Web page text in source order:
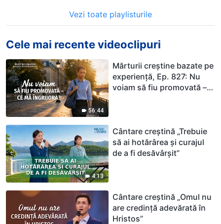
Vezi toate playlisturile
Cele mai recente videoclipuri
56:44
Mărturii creștine bazate pe
experiență, Ep. 827: Nu
voiam să fiu promovată –
4:13
Cântare creștină „Trebuie
să ai hotărârea și curajul
de a fi desăvârșit”
Cântare creștină „Omul nu
are credință adevărată în
Hristos”